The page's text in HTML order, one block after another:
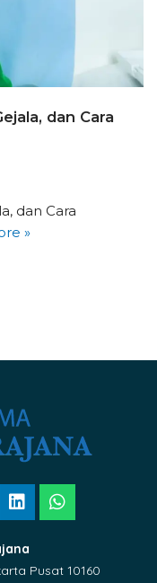
dan Cara
dan Cara
»
Pusat 10160